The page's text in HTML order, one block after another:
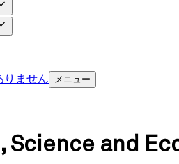
りません メニュー
Science and